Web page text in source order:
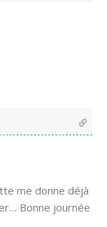
me donne déjà
Bonne journée